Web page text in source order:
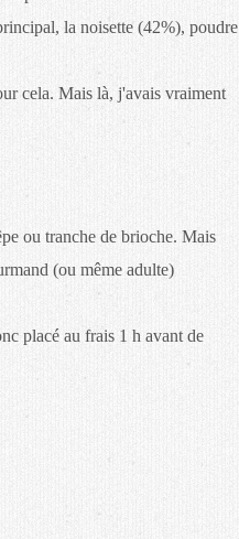
la noisette (42%), poudre
cela. Mais là, j'avais vraiment
ou tranche de brioche. Mais
(ou même adulte)
placé au frais 1 h avant de